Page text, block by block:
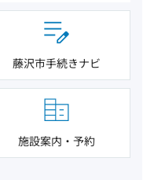
藤沢市手続きナビ
施設案内・予約